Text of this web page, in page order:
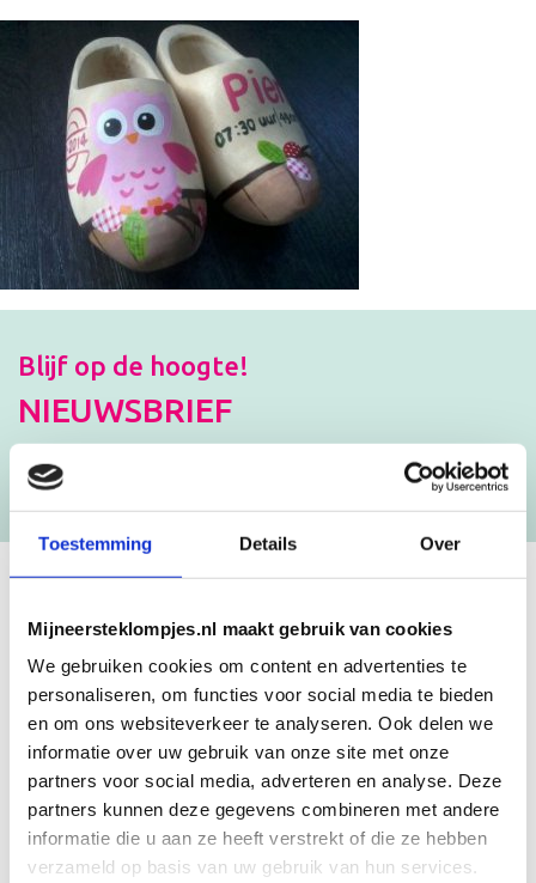
Toestemming Details Over
Mijneersteklompjes.nl maakt gebruik van cookies
We gebruiken cookies om content en advertenties te
personaliseren, om functies voor social media te bieden
en om ons websiteverkeer te analyseren. Ook delen we
informatie over uw gebruik van onze site met onze
partners voor social media, adverteren en analyse. Deze
partners kunnen deze gegevens combineren met andere
informatie die u aan ze heeft verstrekt of die ze hebben
verzameld op basis van uw gebruik van hun services.
Blijf op de hoogte!
NIEUWSBRIEF
[mc4wp_form id=”3182″]
GEBOORTEKLOMPJES EN
KRAAMCADEAU MET NAAM
Unieke geboorteklompjes
Mijneersteklompjes.nl heeft al meer dan 15 jaar ervaring met het
schilderen van klompjes. Velen wisten de weg naar ons bedrijf al te
vinden en ontdekten onze leuke geboorteklompjes. Onze
geboorteklompjes bestel je gemakkelijk online. We beschilderen
de geboorteklompjes met de hand en indien gewenst in de stijl van